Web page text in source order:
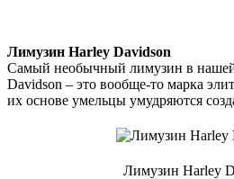
Лимузин Harley Davidson
Самый необычный лимузин в
Davidson – это вообще-то марка
их основе умельцы умудряются
Лимузин Harley